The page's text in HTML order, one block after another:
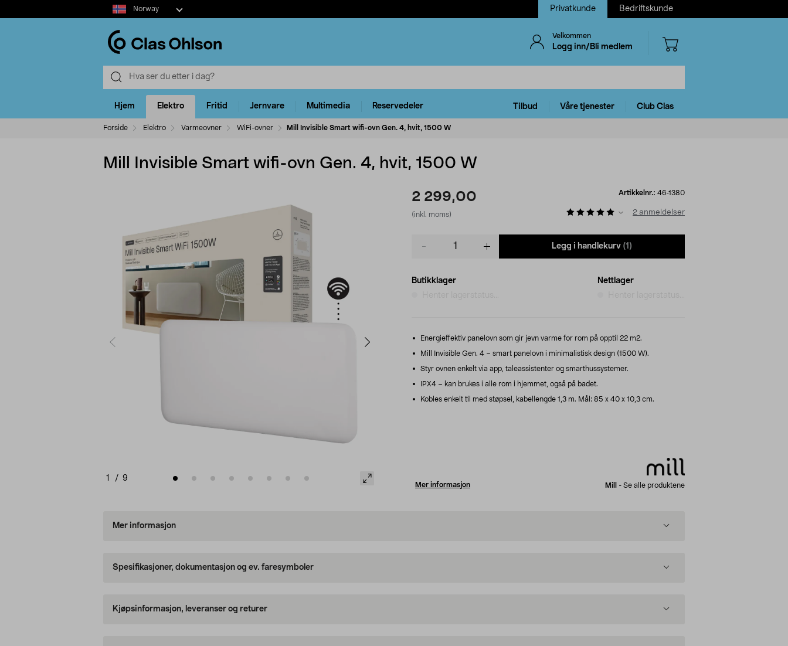
Select
market
Norway Privatkunde Bedriftskunde
Velkommen
Logg inn/Bli medlem
Hjem Elektro Fritid Jernvare Multimedia Reservedeler Tilbud Våre tjenester Club Clas
Forside Elektro Varmeovner WiFi-ovner Mill Invisible Smart wifi-ovn Gen. 4, hvit, 1500 W
Mill Invisible Smart wifi-ovn Gen. 4, hvit, 1500 W
1 / 9
2 299,00
(inkl. moms)
Artikkelnr.: 46-1380
2 anmeldelser
Legg i handlekurv (1)
Butikklager
Nettlager
Energieffektiv panelovn som gir jevn varme for rom på opptil 22 m2.
Mill Invisible Gen. 4 – smart panelovn i minimalistisk design (1500 W).
Styr ovnen enkelt via app, taleassistenter og smarthussystemer.
IPX4 – kan brukes i alle rom i hjemmet, også på badet.
Kobles enkelt til med støpsel, kabellengde 1,3 m. Mål: 85 x 40 x 10,3 cm.
Mer informasjon Mill - Se alle produktene
Mer informasjon
Spesifikasjoner, dokumentasjon og ev. faresymboler
Kjøpsinformasjon, leveranser og returer